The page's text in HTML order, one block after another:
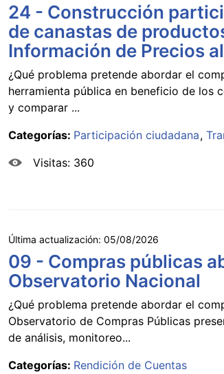
24 - Construcción
de canastas de
Información de Precios
¿Qué problema pretende abordar el
herramienta pública en beneficio de los
y comparar ...
Categorías: Participación ciudadana
Visitas: 360
Última actualización: 05/08/2026
09 - Compras públicas
Observatorio Nacional
¿Qué problema pretende abordar el
Observatorio de Compras Públicas
de análisis, monitoreo...
Categorías: Rendición de Cuentas